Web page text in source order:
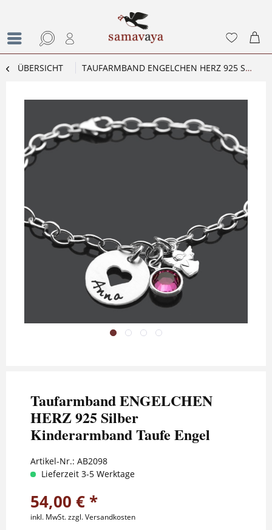
ÜBERSICHT TAUFARMBAND ENGELCHEN HERZ 925 SILBER KINDERARMBAND TAUFE ENGEL
Taufarmband ENGELCHEN
HERZ 925 Silber
Kinderarmband Taufe Engel
Artikel-Nr.: AB2098
Lieferzeit 3-5 Werktage
54,00 € *
inkl. MwSt.zzgl. Versandkosten